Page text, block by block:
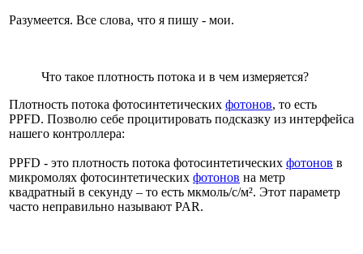
Разумеется. Все слова, что я пишу - мои.
Что такое плотность потока и в чем измеряется?
Плотность потока фотосинтетических фотонов, то есть
PPFD. Позволю себе процитировать подсказку из интерфейса
нашего контроллера:
PPFD - это плотность потока фотосинтетических фотонов в
микромолях фотосинтетических фотонов на метр
квадратный в секунду – то есть мкмоль/с/м². Этот параметр
часто неправильно называют PAR.